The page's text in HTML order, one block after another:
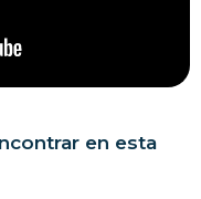
en esta